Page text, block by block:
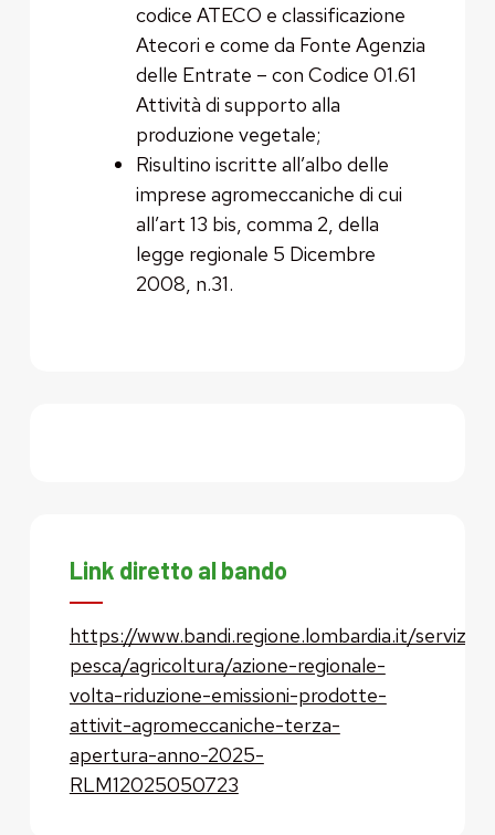
codice ATECO e classificazione
Atecori e come da Fonte Agenzia
delle Entrate – con Codice 01.61
Attività di supporto alla
produzione vegetale;
Risultino iscritte all’albo delle
imprese agromeccaniche di cui
all’art 13 bis, comma 2, della
legge regionale 5 Dicembre
2008, n.31.
Link diretto al bando
https://www.bandi.regione.lombardia.it/
pesca/agricoltura/azione-regionale-
volta-riduzione-emissioni-prodotte-
attivit-agromeccaniche-terza-
apertura-anno-2025-
RLM12025050723